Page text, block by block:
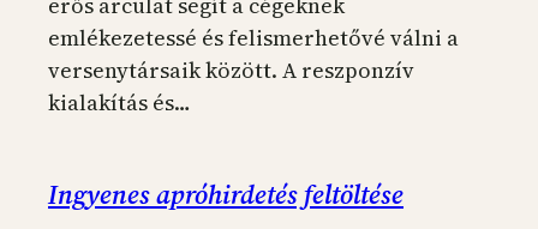
emlékezetessé és felismerhetővé válni a
versenytársaik között. A reszponzív
kialakítás és…
Ingyenes apróhirdetés feltöltése